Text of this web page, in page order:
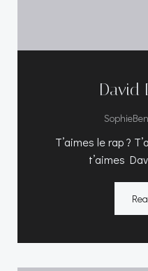
David
T’aimes le rap ?
t’aimes